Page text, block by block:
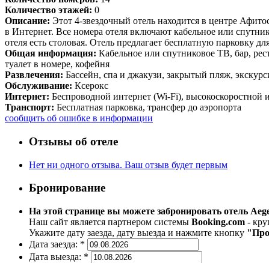
Количество этажей: 0
Описание: Этот 4-звездочный отель находится в центре
в Интернет. Все номера отеля включают кабельное или
отеля есть столовая. Отель предлагает бесплатную парковку
Общая информация: Кабельное или спутниковое ТВ, бар,
туалет в номере, кофейня
Развлечения: Бассейн, спа и джакузи, закрытый пляж,
Обслуживание: Ксерокс
Интернет: Беспроводной интернет (Wi-Fi), высокоскоростной
Транспорт: Бесплатная парковка, трансфер до аэропорта
сообщить об ошибке в информации
Отзывы об отеле
Нет ни одного отзыва. Ваш отзыв будет первым
Бронирование
На этой странице вы можете забронировать отель
Наш сайт является партнером системы Booking.com -
Укажите дату заезда, дату выезда и нажмите кнопку
Дата заезда: *
Дата выезда: *